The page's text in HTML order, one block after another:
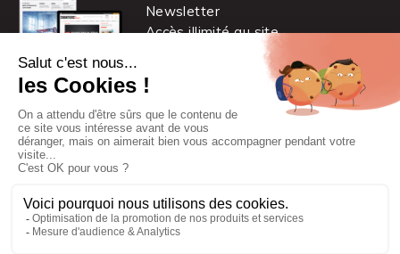
Newsletter
Accès illimité au site
Chantiers de France est une marque